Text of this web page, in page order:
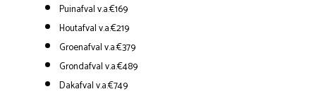
Puinafval v.a.€169
Houtafval v.a.€219
Groenafval v.a.€379
Grondafval v.a.€489
Dakafval v.a.€749